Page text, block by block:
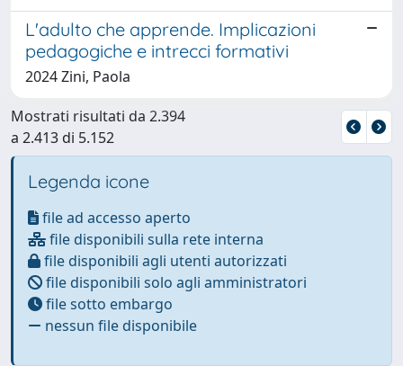
L'adulto che apprende. Implicazioni
pedagogiche e intrecci formativi
2024 Zini, Paola
Mostrati risultati da 2.394
a 2.413 di 5.152
Legenda icone
file ad accesso aperto
file disponibili sulla rete interna
file disponibili agli utenti autorizzati
file disponibili solo agli amministratori
file sotto embargo
nessun file disponibile